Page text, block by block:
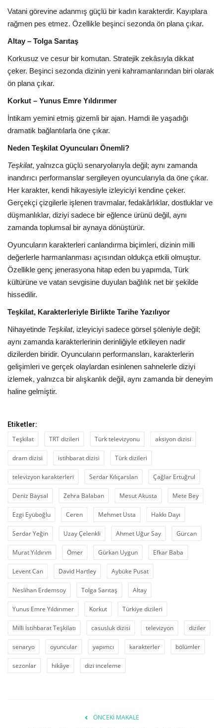
Vatani görevine adanmış güçlü bir kadın karakterdir. Kayıplara
rağmen pes etmez. Özellikle beşinci sezonda ön plana çıkar.
Altay – Tolga Sarıtaş
Korkusuz ve cesur bir komutan. Stratejik zekâsıyla dikkat
çeker. Beşinci sezonda dizinin yeni kahramanlarından biri olarak
ön plana çıkar.
Korkut – Yunus Emre Yıldırımer
İntikam yemini etmiş gizemli bir ajan. Hamdi ile yaşadığı
dramatik bağlantılarla öne çıkar.
Neden Teşkilat Oyuncuları Önemli?
Teşkilat, yalnızca güçlü senaryolarıyla değil; aynı zamanda
inandırıcı performanslar sergileyen oyuncularıyla da öne çıkar.
Her karakter, kendi hikayesiyle izleyiciyi kendine çeker.
Gerçekçi çizgilerle işlenen travmalar, fedakârlıklar, dostluklar ve
düşmanlıklar, diziyi sadece bir eğlence ürünü değil, aynı
zamanda toplumsal bir aynaya dönüştürür.
Oyuncuların karakterleri canlandırma biçimleri, dizinin milli
değerlerle harmanlanması açısından oldukça etkili olmuştur.
Özellikle genç jenerasyona hitap eden bu yapımda, Türk
kültürüne ve vatan sevgisine duyulan bağlılık net bir şekilde
hissedilir.
Teşkilat, Karakterleriyle Birlikte Tarihe Yazılıyor
Nihayetinde Teşkilat, izleyiciyi sadece görsel şöleniyle değil;
aynı zamanda karakterlerinin derinliğiyle etkileyen nadir
dizilerden biridir. Oyuncuların performansları, karakterlerin
gelişimleri ve gerçek olaylardan esinlenen sahnelerle diziyi
izlemek, yalnızca bir alışkanlık değil, aynı zamanda bir deneyim
haline gelmiştir.
Etiketler:
Teşkilat TRT dizileri Türk televizyonu aksiyon dizisi
dram dizisi istihbarat dizisi Türk dizileri
televizyon karakterleri Serdar Kılıçarslan Çağlar Ertuğrul
Deniz Baysal Zehra Balaban Mesut Akusta Mete Bey
Ezgi Eyüboğlu Ceren Mehmet Usta Hakkı Dayı
Serdar Yeğin Uzay Çelenkli Ahmet Uğur Say Gürcan
Murat Yıldırım Ömer Gürkan Uygun Efkar Baba
Levent Can David Hartley Aybüke Pusat
Neslihan Erdemsoy Tolga Sarıtaş Altay
Yunus Emre Yıldırımer Korkut Türkiye dizileri
Milli İstihbarat Teşkilatı casusluk dizisi televizyon diziler
senaryo oyuncular yapımcı karakterler bölümler
sezonlar hikâye dizi inceleme
ÖNCEKI MAKALE